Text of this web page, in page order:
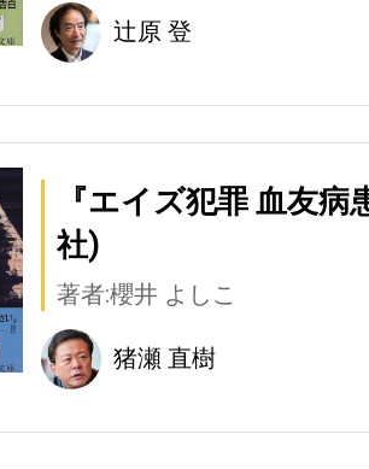
辻原 登
『エイズ犯罪 血友
社)
著者:櫻井 よしこ
猪瀬 直樹